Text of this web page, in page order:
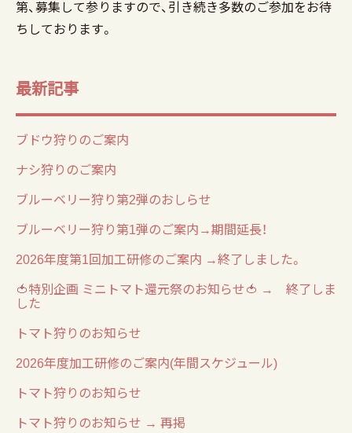
第、募集して参りますので、引き続き多数のご参加をお待
ちしております。
最新記事
ブドウ狩りのご案内
ナシ狩りのご案内
ブルーベリー狩り第2弾のおしらせ
ブルーベリー狩り第1弾のご案内→期間延長！
2026年度第1回加工研修のご案内 →終了しました。
🍅特別企画 ミニトマト還元祭のお知らせ🍅 → 終了しま
した
トマト狩りのお知らせ
2026年度加工研修のご案内(年間スケジュール)
トマト狩りのお知らせ
トマト狩りのお知らせ → 再掲